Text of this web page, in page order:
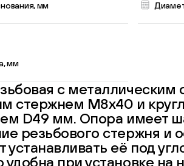
мм
мм
с металлическим
стержнем М8х40 и
D49 мм. Опора имеет
резьбового стержня и
устанавливать её под
удобна при установке на
каталог